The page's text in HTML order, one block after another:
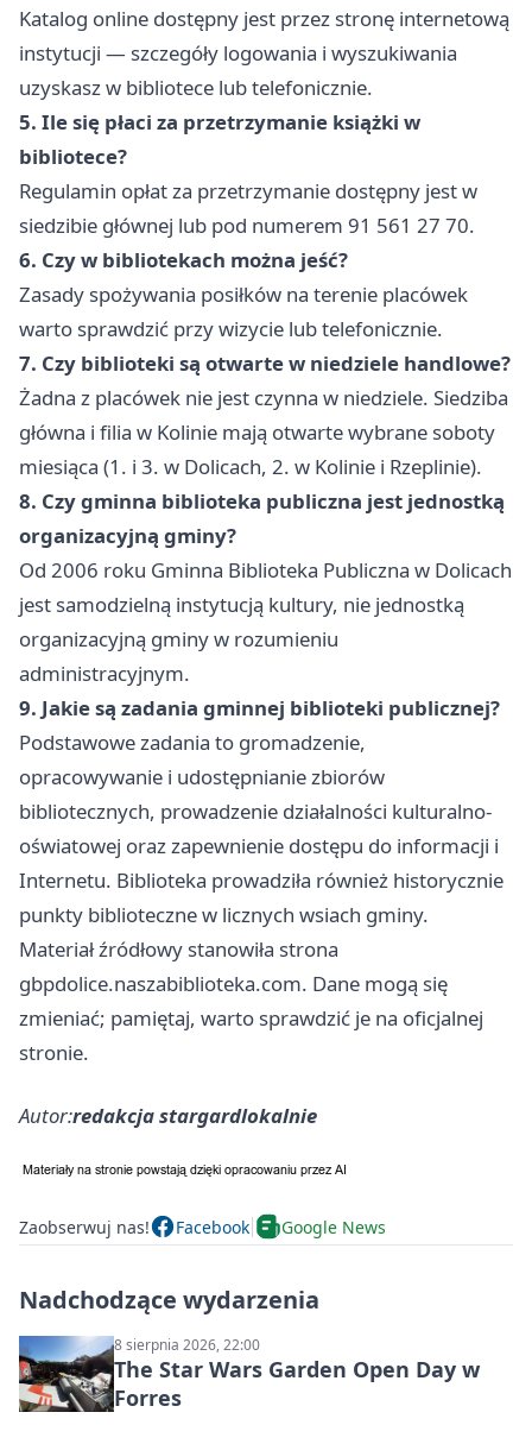
Katalog online dostępny jest przez stronę internetową
instytucji — szczegóły logowania i wyszukiwania
uzyskasz w bibliotece lub telefonicznie.
5. Ile się płaci za przetrzymanie książki w
bibliotece?
Regulamin opłat za przetrzymanie dostępny jest w
siedzibie głównej lub pod numerem 91 561 27 70.
6. Czy w bibliotekach można jeść?
Zasady spożywania posiłków na terenie placówek
warto sprawdzić przy wizycie lub telefonicznie.
7. Czy biblioteki są otwarte w niedziele handlowe?
Żadna z placówek nie jest czynna w niedziele. Siedziba
główna i filia w Kolinie mają otwarte wybrane soboty
miesiąca (1. i 3. w Dolicach, 2. w Kolinie i Rzeplinie).
8. Czy gminna biblioteka publiczna jest jednostką
organizacyjną gminy?
Od 2006 roku Gminna Biblioteka Publiczna w Dolicach
jest samodzielną instytucją kultury, nie jednostką
organizacyjną gminy w rozumieniu
administracyjnym.
9. Jakie są zadania gminnej biblioteki publicznej?
Podstawowe zadania to gromadzenie,
opracowywanie i udostępnianie zbiorów
bibliotecznych, prowadzenie działalności kulturalno-
oświatowej oraz zapewnienie dostępu do informacji i
Internetu. Biblioteka prowadziła również historycznie
punkty biblioteczne w licznych wsiach gminy.
Materiał źródłowy stanowiła strona
gbpdolice.naszabiblioteka.com. Dane mogą się
zmieniać; pamiętaj, warto sprawdzić je na oficjalnej
stronie.
Autor:redakcja stargardlokalnie
Zaobserwuj nas! Facebook Google News
Nadchodzące wydarzenia
8 sierpnia 2026, 22:00
The Star Wars Garden Open Day w
Forres